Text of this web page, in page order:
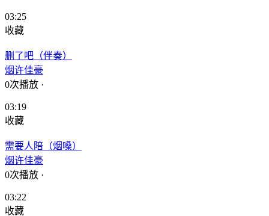
03:25
收藏
删了吧（伴奏）
烟许佳豪
0次播放 ·
03:19
收藏
需要人陪（烟嗓）
烟许佳豪
0次播放 ·
03:22
收藏